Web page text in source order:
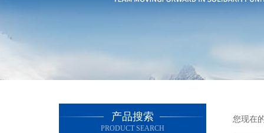
产品搜索
PRODUCT SEARCH
您现在的